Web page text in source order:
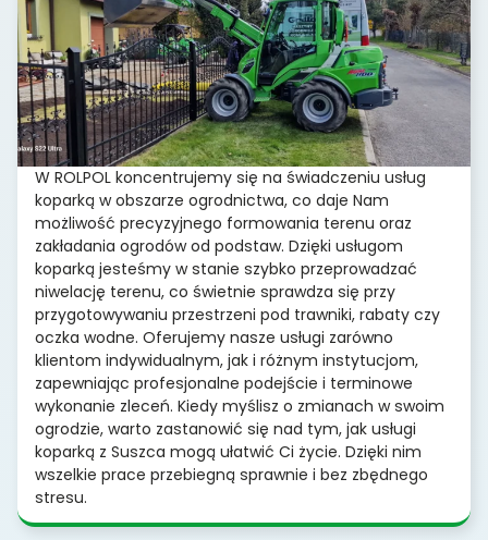
W ROLPOL koncentrujemy się na świadczeniu usług
koparką w obszarze ogrodnictwa, co daje Nam
możliwość precyzyjnego formowania terenu oraz
zakładania ogrodów od podstaw. Dzięki usługom
koparką jesteśmy w stanie szybko przeprowadzać
niwelację terenu, co świetnie sprawdza się przy
przygotowywaniu przestrzeni pod trawniki, rabaty czy
oczka wodne. Oferujemy nasze usługi zarówno
klientom indywidualnym, jak i różnym instytucjom,
zapewniając profesjonalne podejście i terminowe
wykonanie zleceń. Kiedy myślisz o zmianach w swoim
ogrodzie, warto zastanowić się nad tym, jak usługi
koparką z Suszca mogą ułatwić Ci życie. Dzięki nim
wszelkie prace przebiegną sprawnie i bez zbędnego
stresu.